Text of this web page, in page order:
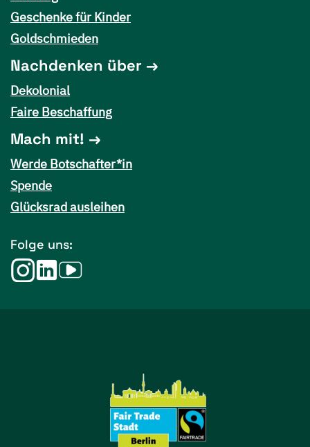
Geschenke für Kinder
Goldschmieden
Nachdenken über
Dekolonial
Faire Beschaffung
Mach mit!
Werde Botschafter*in
Spende
Glücksrad ausleihen
Folge uns: